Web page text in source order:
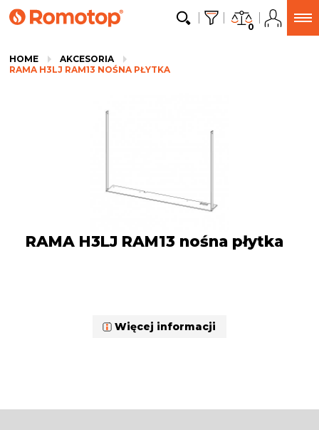
0
HOME
AKCESORIA
RAMA H3LJ RAM13 NOŚNA PŁYTKA
RAMA H3LJ RAM13 nośna płytka
Więcej informacji